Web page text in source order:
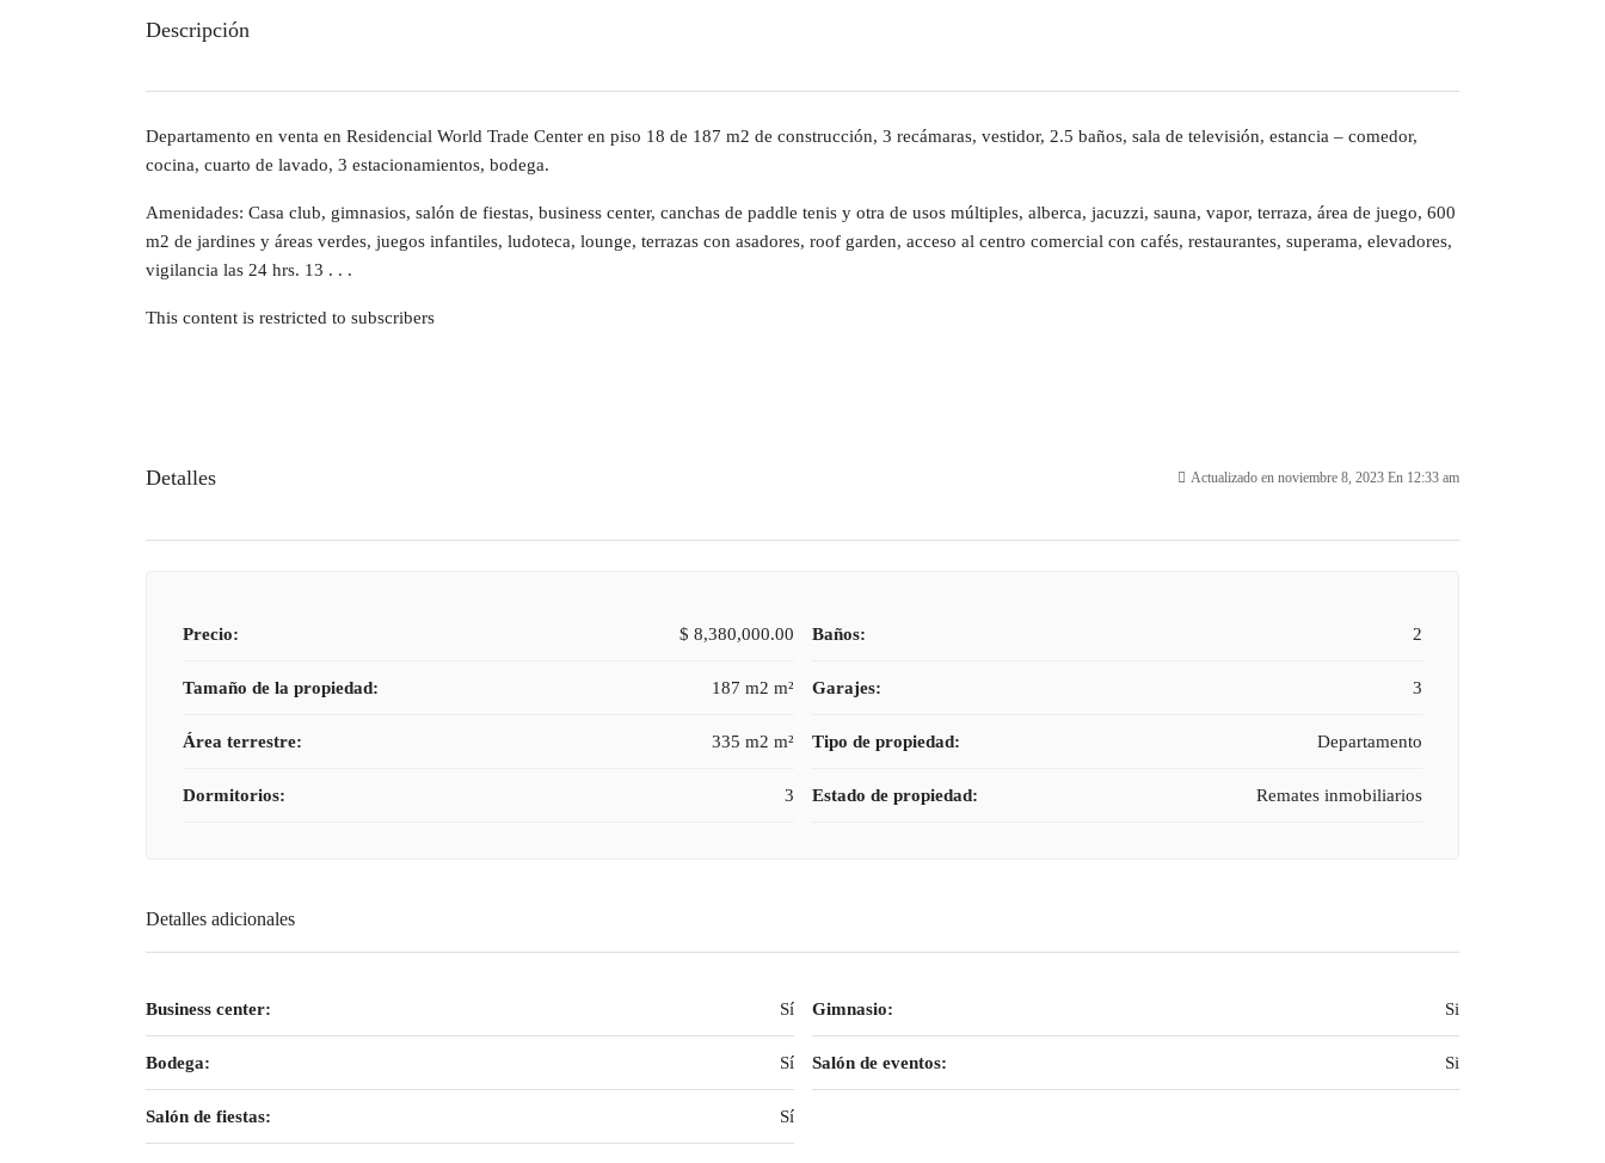
Descripción
Departamento en venta en Residencial World Trade Center en piso 18 de 187 m2 de construcción, 3 recámaras, vestidor, 2.5 baños, sala de televisión, estancia – comedor,
cocina, cuarto de lavado, 3 estacionamientos, bodega.
Amenidades: Casa club, gimnasios, salón de fiestas, business center, canchas de paddle tenis y otra de usos múltiples, alberca, jacuzzi, sauna, vapor, terraza, área de juego, 600
m2 de jardines y áreas verdes, juegos infantiles, ludoteca, lounge, terrazas con asadores, roof garden, acceso al centro comercial con cafés, restaurantes, superama, elevadores,
vigilancia las 24 hrs. 13 . . .
This content is restricted to subscribers
Detalles Actualizado en noviembre 8, 2023 En 12:33 am
Precio: $ 8,380,000.00
Tamaño de la propiedad: 187 m2 m²
Área terrestre: 335 m2 m²
Dormitorios: 3
Baños: 2
Garajes: 3
Tipo de propiedad: Departamento
Estado de propiedad: Remates inmobiliarios
Detalles adicionales
Business center: Sí
Bodega: Sí
Salón de fiestas: Sí
Gimnasio: Si
Salón de eventos: Si